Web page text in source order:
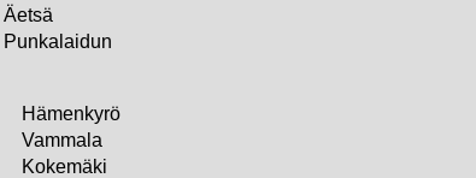
Äetsä
Punkalaidun
Hämenkyrö
Vammala
Kokemäki